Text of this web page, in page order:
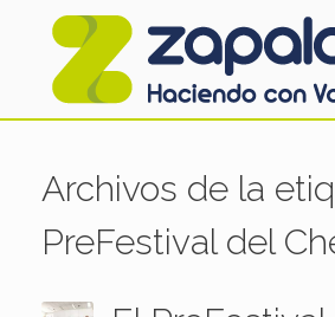
Archivos de la
PreFestival del